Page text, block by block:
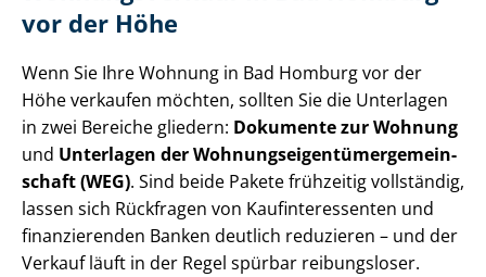
vor der Höhe
Wenn Sie Ihre Wohnung in Bad Homburg vor der
Höhe verkaufen möchten, sollten Sie die Unterlagen
in zwei Bereiche gliedern: Dokumente zur Wohnung
und Unterlagen der Woh­nungs­ei­gen­tü­mer­ge­mein­
schaft (WEG). Sind beide Pakete frühzeitig vollständig,
lassen sich Rückfragen von Kauf­in­ter­es­sen­ten und
finanzierenden Banken deutlich reduzieren – und der
Verkauf läuft in der Regel spürbar reibungsloser.